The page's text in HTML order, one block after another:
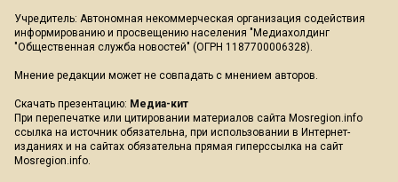
Учредитель: Автономная некоммерческая организация содействия
информированию и просвещению населения "Медиахолдинг
"Общественная служба новостей" (ОГРН 1187700006328).
Мнение редакции может не совпадать с мнением авторов.
Скачать презентацию: Медиа-кит
При перепечатке или цитировании материалов сайта Mosregion.info
ссылка на источник обязательна, при использовании в Интернет-
изданиях и на сайтах обязательна прямая гиперссылка на сайт
Mosregion.info.